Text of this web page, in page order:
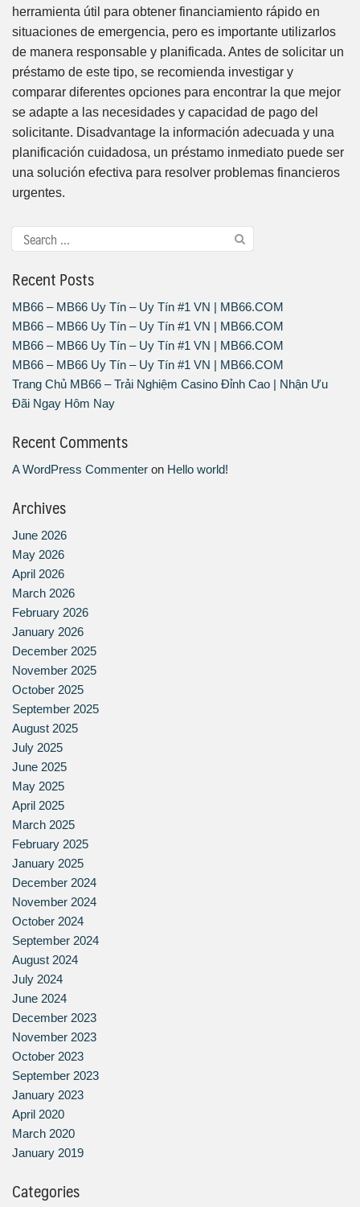
herramienta útil para obtener financiamiento rápido en
situaciones de emergencia, pero es importante utilizarlos
de manera responsable y planificada. Antes de solicitar un
préstamo de este tipo, se recomienda investigar y
comparar diferentes opciones para encontrar la que mejor
se adapte a las necesidades y capacidad de pago del
solicitante. Disadvantage la información adecuada y una
planificación cuidadosa, un préstamo inmediato puede ser
una solución efectiva para resolver problemas financieros
urgentes.
Recent Posts
MB66 – MB66 Uy Tín – Uy Tín #1 VN | MB66.COM
MB66 – MB66 Uy Tín – Uy Tín #1 VN | MB66.COM
MB66 – MB66 Uy Tín – Uy Tín #1 VN | MB66.COM
MB66 – MB66 Uy Tín – Uy Tín #1 VN | MB66.COM
Trang Chủ MB66 – Trải Nghiệm Casino Đỉnh Cao | Nhận Ưu
Đãi Ngay Hôm Nay
Recent Comments
A WordPress Commenter on Hello world!
Archives
June 2026
May 2026
April 2026
March 2026
February 2026
January 2026
December 2025
November 2025
October 2025
September 2025
August 2025
July 2025
June 2025
May 2025
April 2025
March 2025
February 2025
January 2025
December 2024
November 2024
October 2024
September 2024
August 2024
July 2024
June 2024
December 2023
November 2023
October 2023
September 2023
January 2023
April 2020
March 2020
January 2019
Categories